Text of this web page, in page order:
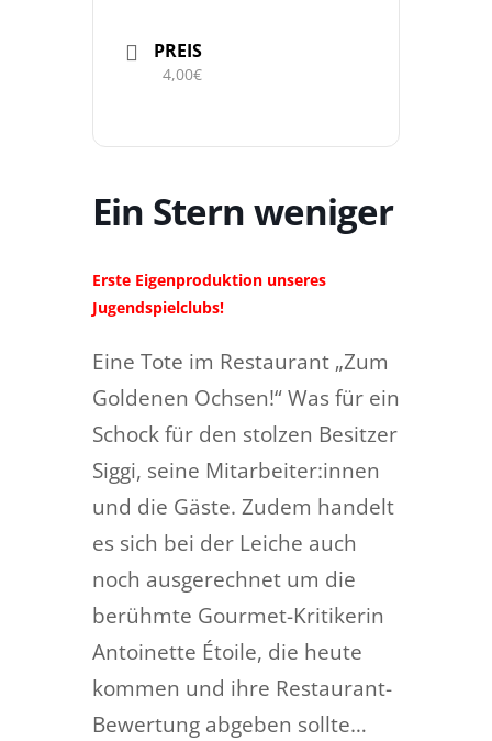
PREIS
4,00€
Ein Stern weniger
Erste Eigenproduktion unseres
Jugendspielclubs!
Eine Tote im Restaurant „Zum
Goldenen Ochsen!“ Was für ein
Schock für den stolzen Besitzer
Siggi, seine Mitarbeiter:innen
und die Gäste. Zudem handelt
es sich bei der Leiche auch
noch ausgerechnet um die
berühmte Gourmet-Kritikerin
Antoinette Étoile, die heute
kommen und ihre Restaurant-
Bewertung abgeben sollte…